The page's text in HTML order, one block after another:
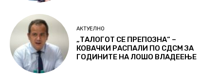
АКТУЕЛНО
„ТАЛОГОТ СЕ ПРЕПОЗНА“ –
КОВАЧКИ РАСПАЛИ ПО СДСМ ЗА
ГОДИНИТЕ НА ЛОШО ВЛАДЕЕЊЕ